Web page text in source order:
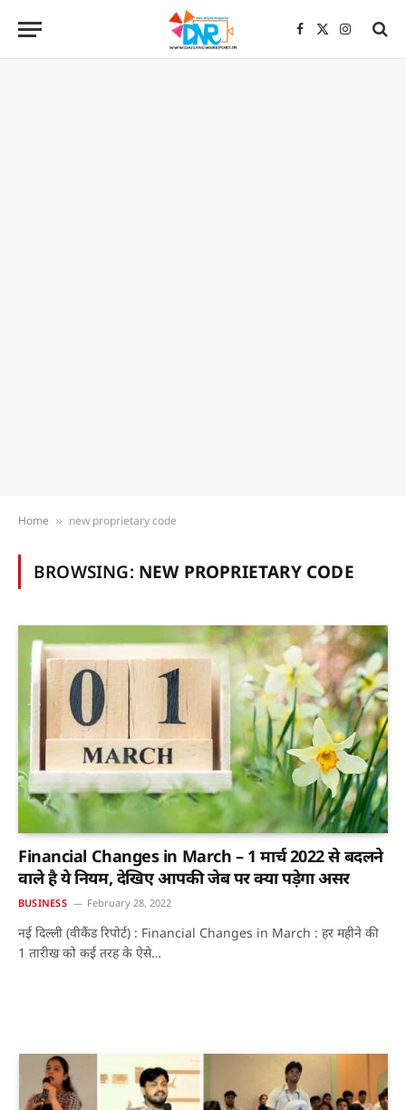
Facebook
X
Home » new proprietary code
BROWSING: NEW PROPRIETARY CODE
Financial Changes in March – 1 मार्च 2022 से बदलने
वाले है ये नियम, देखिए आपकी जेब पर क्या पड़ेगा असर
BUSINESS February 28, 2022
नई दिल्ली (वीकैंड रिपोर्ट) : Financial Changes in March : हर महीने की
1 तारीख को कई तरह के ऐसे…